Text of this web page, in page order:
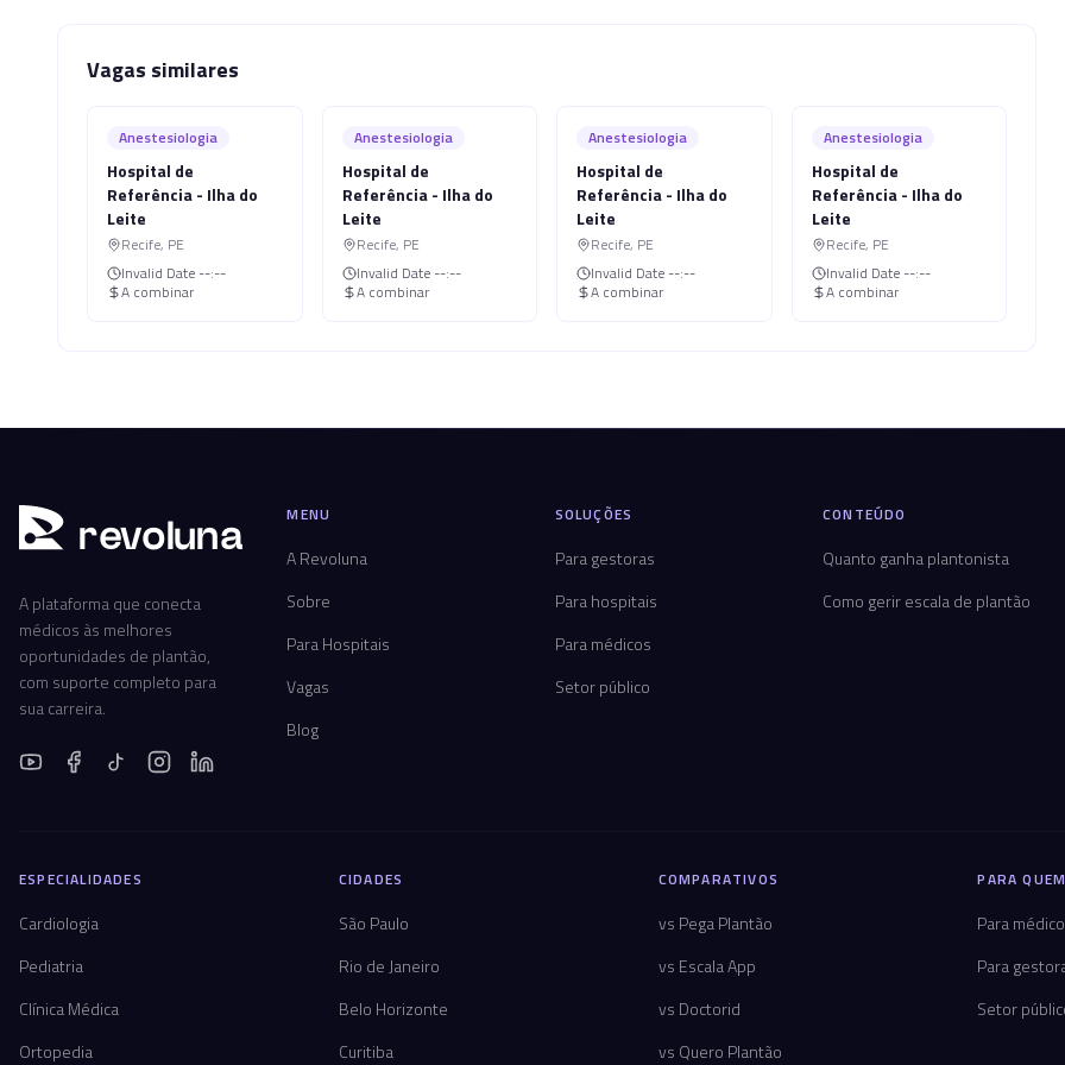
Vagas similares
Anestesiologia
Hospital de
Referência - Ilha do
Leite
Recife, PE
Invalid Date --:--
A combinar
Anestesiologia
Hospital de
Referência - Ilha do
Leite
Recife, PE
Invalid Date --:--
A combinar
Anestesiologia
Hospital de
Referência - Ilha do
Leite
Recife, PE
Invalid Date --:--
A combinar
Anestesiologia
Hospital de
Referência - Ilha do
Leite
Recife, PE
Invalid Date --:--
A combinar
revoluna
A plataforma que conecta
médicos às melhores
oportunidades de plantão,
com suporte completo para
sua carreira.
MENU
A Revoluna
Sobre
Para Hospitais
Vagas
Blog
SOLUÇÕES
Para gestoras
Para hospitais
Para médicos
Setor público
CONTEÚDO
Quanto ganha plantonista
Como gerir escala de plantão
ESPECIALIDADES
Cardiologia
Pediatria
Clínica Médica
Ortopedia
CIDADES
São Paulo
Rio de Janeiro
Belo Horizonte
Curitiba
COMPARATIVOS
vs Pega Plantão
vs Escala App
vs Doctorid
vs Quero Plantão
PARA
Para
Para
Setor